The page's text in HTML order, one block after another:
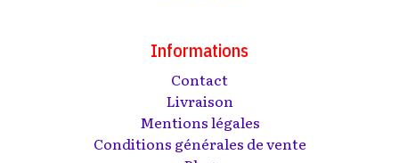
Informations
Contact
Livraison
Mentions légales
Conditions générales de vente